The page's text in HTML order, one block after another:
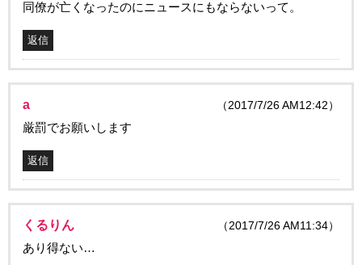
同僚が亡くなったのにニュースにもならないって。
返信
a （2017/7/26 AM12:42）
厳罰でお願いします
返信
くるりん （2017/7/26 AM11:34）
あり得ない…